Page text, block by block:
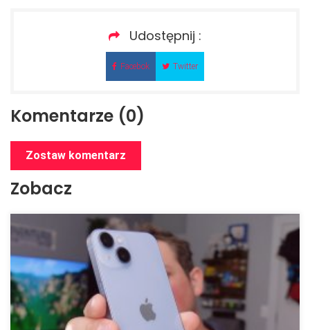
Udostępnij :
Facebok Twitter
Komentarze (0)
Zostaw komentarz
Zobacz